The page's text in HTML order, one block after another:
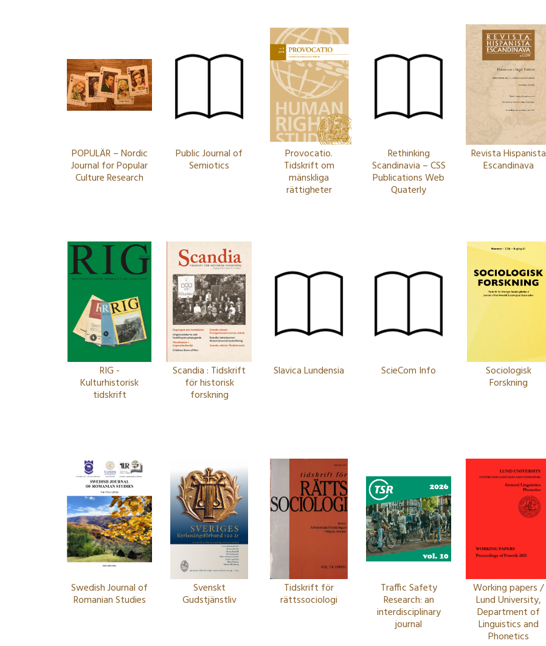
POPULÄR – Nordic
Journal for Popular
Culture Research
Public Journal of
Semiotics
Provocatio.
Tidskrift om
mänskliga
rättigheter
Rethinking
Scandinavia – CSS
Publications Web
Quaterly
Revista Hispanista
Escandinava
RIG -
Kulturhistorisk
tidskrift
Scandia : Tidskrift
för historisk
forskning
Slavica Lundensia ScieCom Info Sociologisk
Forskning
Swedish Journal of
Romanian Studies
Svenskt
Gudstjänstliv
Tidskrift för
rättssociologi
Traffic Safety
Research: an
interdisciplinary
journal
Working papers /
Lund University,
Department of
Linguistics and
Phonetics